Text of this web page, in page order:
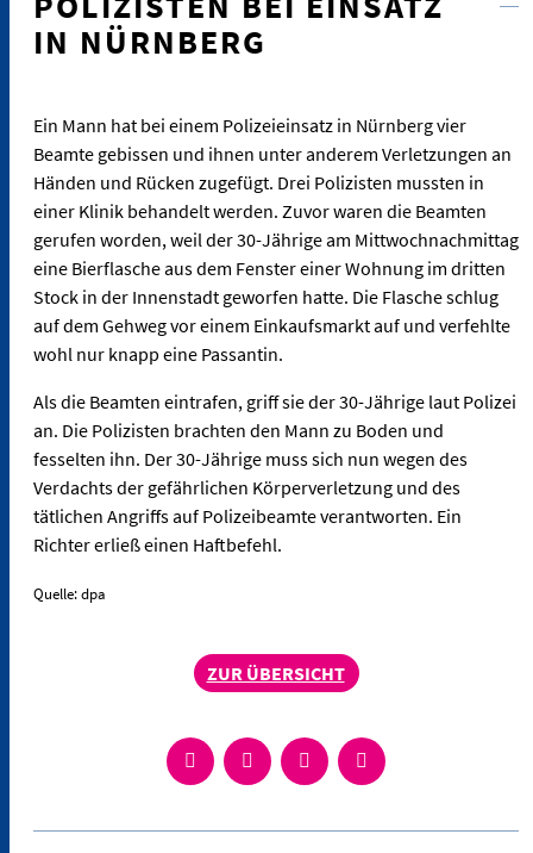
IN NÜRNBERG
Ein Mann hat bei einem Polizeieinsatz in Nürnberg vier
Beamte gebissen und ihnen unter anderem Verletzungen an
Händen und Rücken zugefügt. Drei Polizisten mussten in
einer Klinik behandelt werden. Zuvor waren die Beamten
gerufen worden, weil der 30-Jährige am Mittwochnachmittag
eine Bierflasche aus dem Fenster einer Wohnung im dritten
Stock in der Innenstadt geworfen hatte. Die Flasche schlug
auf dem Gehweg vor einem Einkaufsmarkt auf und verfehlte
wohl nur knapp eine Passantin.
Als die Beamten eintrafen, griff sie der 30-Jährige laut Polizei
an. Die Polizisten brachten den Mann zu Boden und
fesselten ihn. Der 30-Jährige muss sich nun wegen des
Verdachts der gefährlichen Körperverletzung und des
tätlichen Angriffs auf Polizeibeamte verantworten. Ein
Richter erließ einen Haftbefehl.
Quelle: dpa
ZUR ÜBERSICHT